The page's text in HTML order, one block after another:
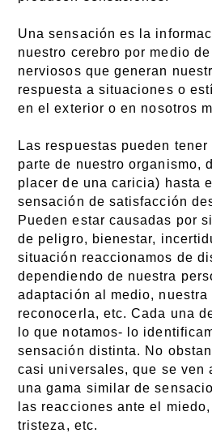
Una sensación es la
nuestro cerebro por medio
nerviosos que generan
respuesta a situaciones o
en el exterior o en nosotros
Las respuestas pueden
parte de nuestro organismo,
placer de una caricia) hasta
sensación de satisfacción
Pueden estar causadas por
de peligro, bienestar,
situación reaccionamos de
dependiendo de nuestra
adaptación al medio,
reconocerla, etc. Cada una
lo que notamos- lo
sensación distinta. No
casi universales, que se ven
una gama similar de
las reacciones ante el
tristeza, etc.